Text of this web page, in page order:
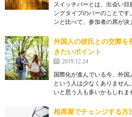
スイッチバーとは、出会い
ングタイプのバーのことです
ンと比べて、参加者の席が
外国人の彼氏との交際を
きたいポイント
2019.12.24
国際化が進んでいる今、外
という人は少なくありませ
いと思う人も多いかもしれ
相席屋でチェンジする方